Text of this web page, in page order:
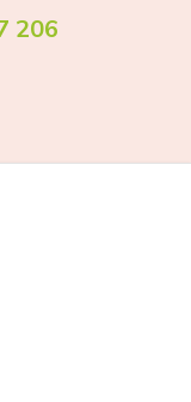
206